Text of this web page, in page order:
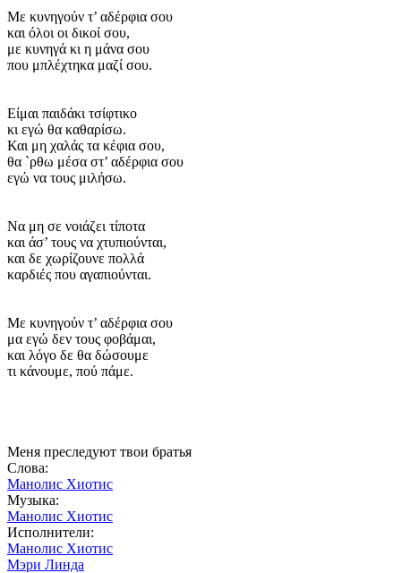
Με κυνηγούν τ’ αδέρφια σου
και όλοι οι δικοί σου,
με κυνηγά κι η μάνα σου
που μπλέχτηκα μαζί σου.
Είμαι παιδάκι τσίφτικο
κι εγώ θα καθαρίσω.
Και μη χαλάς τα κέφια σου,
θα `ρθω μέσα στ’ αδέρφια σου
εγώ να τους μιλήσω.
Να μη σε νοιάζει τίποτα
και άσ’ τους να χτυπιούνται,
και δε χωρίζουνε πολλά
καρδιές που αγαπιούνται.
Με κυνηγούν τ’ αδέρφια σου
μα εγώ δεν τους φοβάμαι,
και λόγο δε θα δώσουμε
τι κάνουμε, πού πάμε.
Меня преследуют твои братья
Слова:
Манолис Хиотис
Музыка:
Манолис Хиотис
Исполнители:
Манолис Хиотис
Мэри Линда